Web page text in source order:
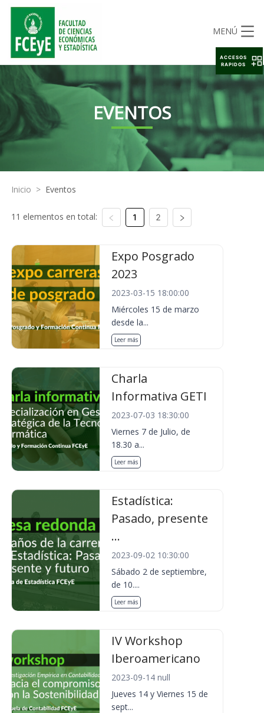
MENÚ
EVENTOS
Inicio > Eventos
11 elementos en total: 1 2
Expo Posgrado
2023
2023-03-15 18:00:00
Miércoles 15 de marzo
desde la...
Leer más
Charla
Informativa GETI
2023-07-03 18:30:00
Viernes 7 de Julio, de
18.30 a...
Leer más
Estadística:
Pasado, presente
...
2023-09-02 10:30:00
Sábado 2 de septiembre,
de 10....
Leer más
IV Workshop
Iberoamericano
2023-09-14 null
Jueves 14 y Viernes 15 de
sept...
ACCESOS
RAPIDOS